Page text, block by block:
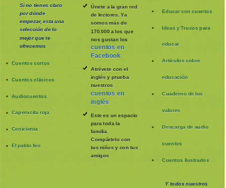
Si no tienes claro
por dónde
empezar, esta una
selección de lo
mejor que te
ofrecemos
Cuentos cortos
Cuentos clásicos
Audiocuentos
Caperucita roja
Cenicienta
El patito feo
Únete a la gran red
de lectores. Ya
somos más de
170.000 a los que
nos gustan los
cuentos en
Facebook
Atrévete con el
inglés y prueba
nuestros
cuentos en
inglés
Este es un espacio
para toda la
familia
Compártelo con
tus niños y con tus
amigos
Educar con cuentos
Ideas y Trucos para
educar
Artículos sobre
educación
Cuaderno de los
valores
Descarga de audio
cuentos
Cuentos ilustrados
Y todos nuestros